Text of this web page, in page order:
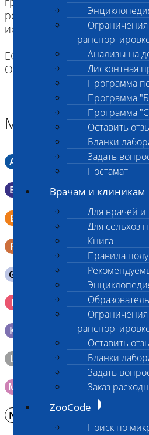
Анализы на
Дисконтная
Программа
Программа
Программа
Оставить
Бланки
Задать
Постамат
Врачам и клиникам
Для врачей и
Для сельхоз
Книга
Правила
Оставить
Бланки
Задать
Заказ
ZooCode
Поиск по
ротовую полость водой
использовать шприц).
ЕСЛИ ВЫ ДОСТАВЛЯЕТЕ
ОЗНАКОМЬТЕСЬ С
Материал
A Мазок в пробирку со средой
B Мазок в пробирку со средой
E
Смывы со слизистых в
физраствором 0.5 мл)
F Кал в контейнере с ложечкой
G Содержимое желудка 10-30 мл
I
Кровь 2-3 мл. на фильтр-
генетических исследований
K Образец тканей в контейнере
L Материал берется только в
M Мазок на стекло
N Молоко в контейнере 10-30 мл